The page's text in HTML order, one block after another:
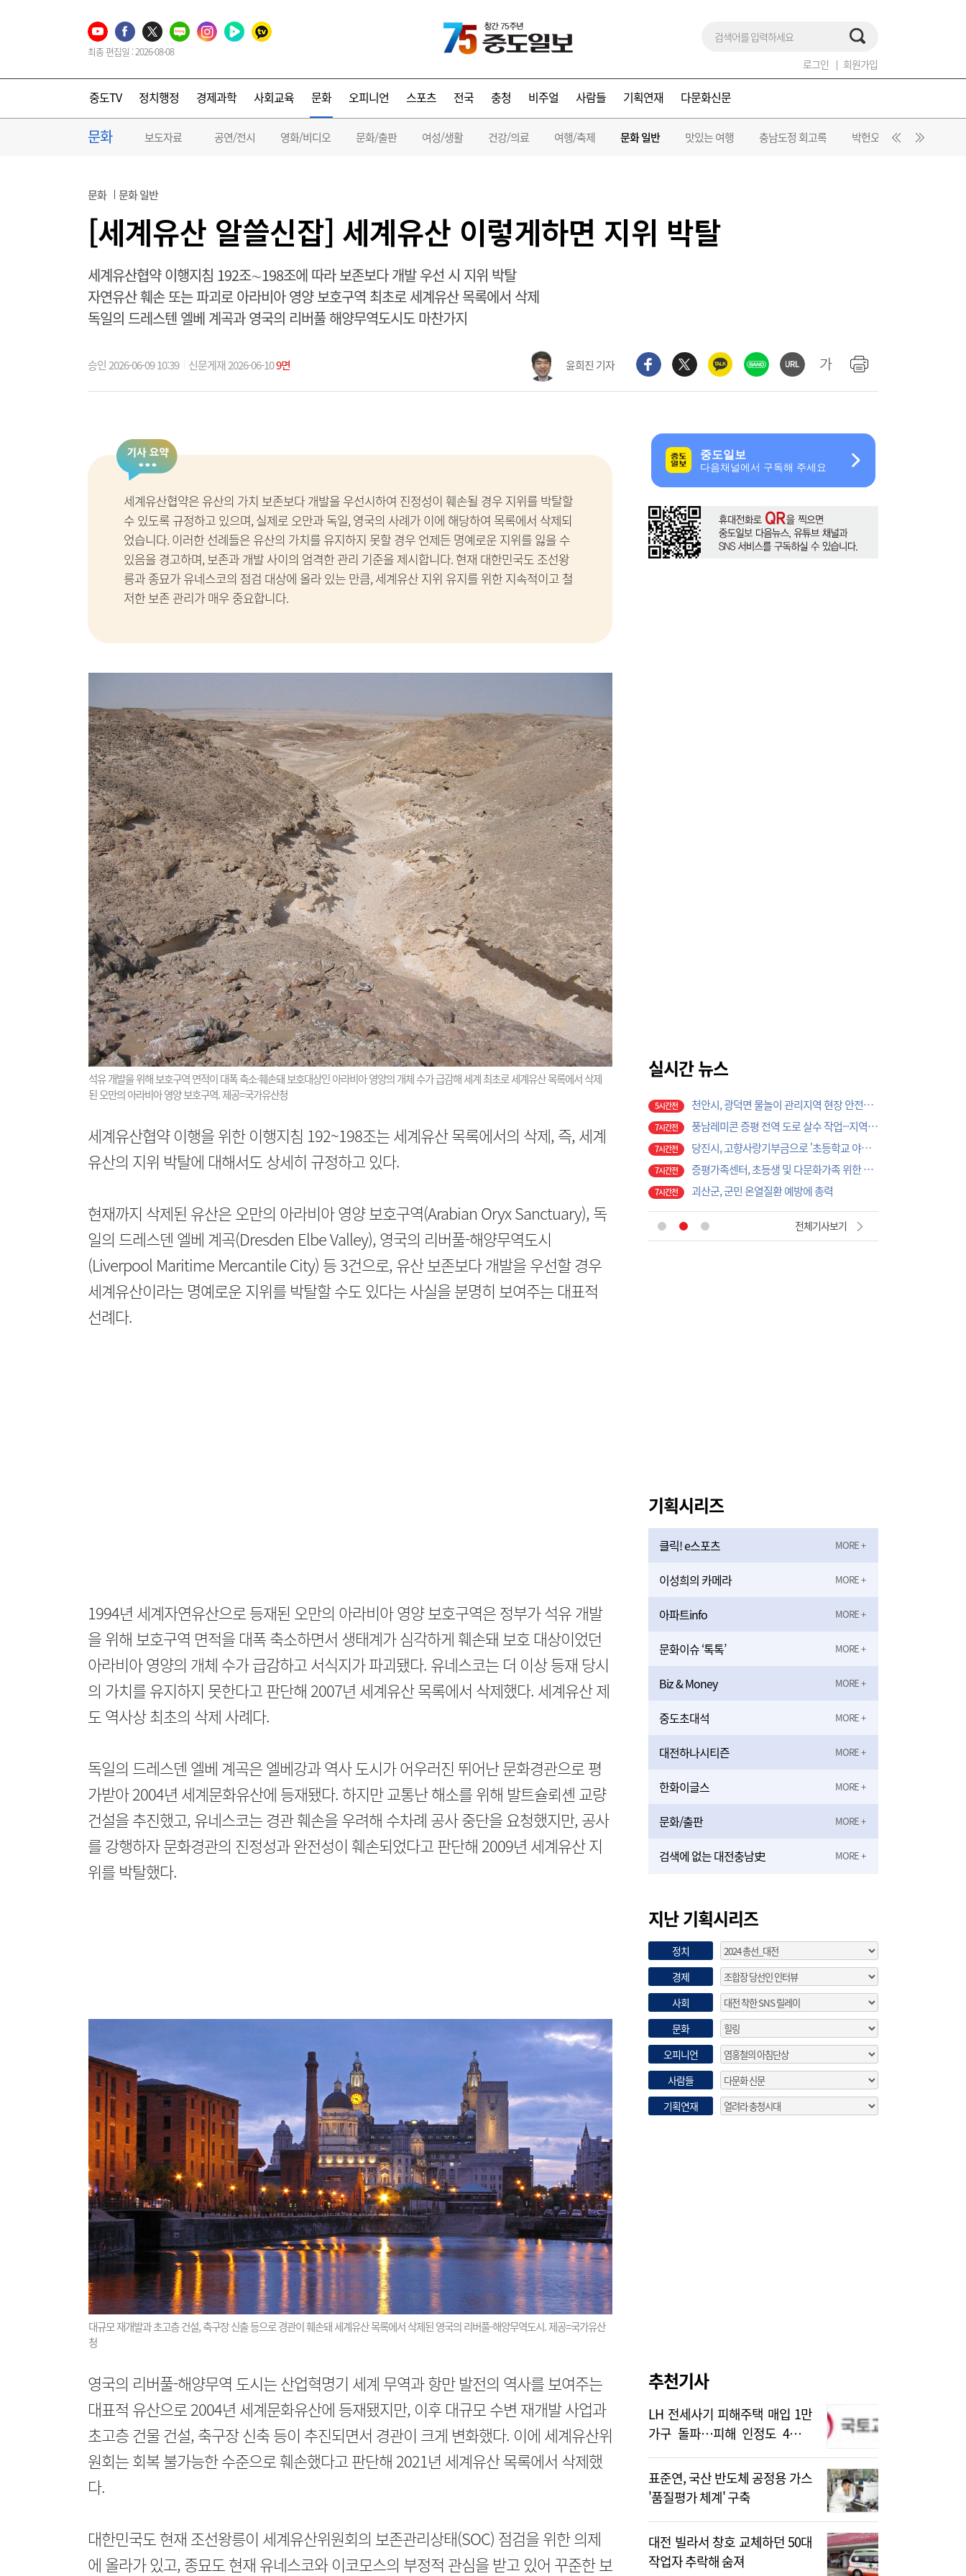
최종 편집일 : 2026-08-08
로그인 회원가입
중도TV 정치행정 경제과학 사회교육 문화 오피니언 스포츠 전국 충청 비주얼 사람들 기획연재 다문화신문
문화 보도자료 공연/전시 영화/비디오 문화/출판 여성/생활 건강/의료 여행/축제 문화 일반 맛있는 여행 충남도정 회고록 박헌오의 시조 풍경
문화 문화 일반
[세계유산 알쓸신잡] 세계유산 이렇게하면 지위 박탈
세계유산협약 이행지침 192조∼198조에 따라 보존보다 개발 우선 시 지위 박탈
자연유산 훼손 또는 파괴로 아라비아 영양 보호구역 최초로 세계유산 목록에서 삭제
독일의 드레스텐 엘베 계곡과 영국의 리버풀 해양무역도시도 마찬가지
승인 2026-06-09 10:39 신문게재 2026-06-109면 윤희진 기자
세계유산협약은 유산의 가치 보존보다 개발을 우선시하여 진정성이 훼손될 경우 지위를 박탈할
수 있도록 규정하고 있으며, 실제로 오만과 독일, 영국의 사례가 이에 해당하여 목록에서 삭제되
었습니다. 이러한 선례들은 유산의 가치를 유지하지 못할 경우 언제든 명예로운 지위를 잃을 수
있음을 경고하며, 보존과 개발 사이의 엄격한 관리 기준을 제시합니다. 현재 대한민국도 조선왕
릉과 종묘가 유네스코의 점검 대상에 올라 있는 만큼, 세계유산 지위 유지를 위한 지속적이고 철
저한 보존 관리가 매우 중요합니다.
석유 개발을 위해 보호구역 면적이 대폭 축소·훼손돼 보호대상인 아라비아 영양의 개체 수가 급감해 세계 최초로 세계유산 목록에서 삭제
된 오만의 아라비아 영양 보호구역. 제공=국가유산청
세계유산협약 이행을 위한 이행지침 192~198조는 세계유산 목록에서의 삭제, 즉, 세계
유산의 지위 박탈에 대해서도 상세히 규정하고 있다.
현재까지 삭제된 유산은 오만의 아라비아 영양 보호구역(Arabian Oryx Sanctuary), 독
일의 드레스덴 엘베 계곡(Dresden Elbe Valley), 영국의 리버풀-해양무역도시
(Liverpool Maritime Mercantile City) 등 3건으로, 유산 보존보다 개발을 우선할 경우
세계유산이라는 명예로운 지위를 박탈할 수도 있다는 사실을 분명히 보여주는 대표적
선례다.
1994년 세계자연유산으로 등재된 오만의 아라비아 영양 보호구역은 정부가 석유 개발
을 위해 보호구역 면적을 대폭 축소하면서 생태계가 심각하게 훼손돼 보호 대상이었던
아라비아 영양의 개체 수가 급감하고 서식지가 파괴됐다. 유네스코는 더 이상 등재 당시
의 가치를 유지하지 못한다고 판단해 2007년 세계유산 목록에서 삭제했다. 세계유산 제
도 역사상 최초의 삭제 사례다.
독일의 드레스덴 엘베 계곡은 엘베강과 역사 도시가 어우러진 뛰어난 문화경관으로 평
가받아 2004년 세계문화유산에 등재됐다. 하지만 교통난 해소를 위해 발트슐뢰셴 교량
건설을 추진했고, 유네스코는 경관 훼손을 우려해 수차례 공사 중단을 요청했지만, 공사
를 강행하자 문화경관의 진정성과 완전성이 훼손되었다고 판단해 2009년 세계유산 지
위를 박탈했다.
대규모 재개발과 초고층 건설, 축구장 신출 등으로 경관이 훼손돼 세계유산 목록에서 삭제된 영국의 리버풀-해양무역도시. 제공=국가유산
청
영국의 리버풀-해양무역 도시는 산업혁명기 세계 무역과 항만 발전의 역사를 보여주는
대표적 유산으로 2004년 세계문화유산에 등재됐지만, 이후 대규모 수변 재개발 사업과
초고층 건물 건설, 축구장 신축 등이 추진되면서 경관이 크게 변화했다. 이에 세계유산위
원회는 회복 불가능한 수준으로 훼손했다고 판단해 2021년 세계유산 목록에서 삭제했
다.
대한민국도 현재 조선왕릉이 세계유산위원회의 보존관리상태(SOC) 점검을 위한 의제
에 올라가 있고, 종묘도 현재 유네스코와 이코모스의 부정적 관심을 받고 있어 꾸준한 보
실시간 뉴스
5시간전
7시간전 풍남레미콘 증평 전역 도로 살수 작업···지역과 상생
7시간전 당진시, 고향사랑기부금으로 '초등학교 야구부 초청대회' 개최
7시간전 증평가족센터, 초등생 및 다문화가족 위한 프로그램 운영
7시간전 괴산군, 군민 온열질환 예방에 총력
7시간전 당진시, 중국 인촨서 세계 청소년과 우정 나눠
18분전 곽명환 민주당 충주지역위원장, 지역 쌀 103t 쓰는 ㈜다농바이오 지원 모색
31분전 홍성경찰, 농기계 사고 예방 총력
전체기사보기
기획시리즈
클릭! e스포츠
이성희의 카메라
아파트info
문화이슈 ‘톡톡’
Biz & Money
중도초대석
대전하나시티즌
한화이글스
문화/출판
검색에 없는 대전충남史
지난 기획시리즈
정치
경제
사회
문화
오피니언
사람들
기획연재
추천기사
LH 전세사기 피해주택 매입 1만
가구 돌파…피해 인정도 4만건
넘어
표준연, 국산 반도체 공정용 가스
'품질평가 체계' 구축
대전 빌라서 창호 교체하던 50대
작업자 추락해 숨져